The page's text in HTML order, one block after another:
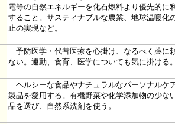
電等の自然エネルギーを化石燃料より優先的に
すること。サスティナブルな農業、地球温暖化
止の実現など。
予防医学・代替医療を心掛け、なるべく薬に
ない。運動、食育、医学についても気に掛ける
ヘルシーな食品やナチュラルなパーソナルケ
製品を愛用する。有機野菜や化学添加物の少な
品を選び、自然系洗剤を使う。